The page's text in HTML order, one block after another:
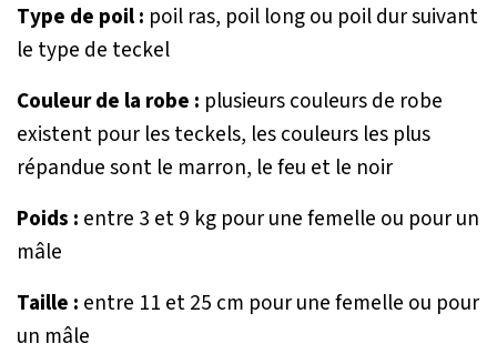
Type de poil : poil ras, poil long ou poil dur suivant
le type de teckel
Couleur de la robe : plusieurs couleurs de robe
existent pour les teckels, les couleurs les plus
répandue sont le marron, le feu et le noir
Poids : entre 3 et 9 kg pour une femelle ou pour un
mâle
Taille : entre 11 et 25 cm pour une femelle ou pour
un mâle